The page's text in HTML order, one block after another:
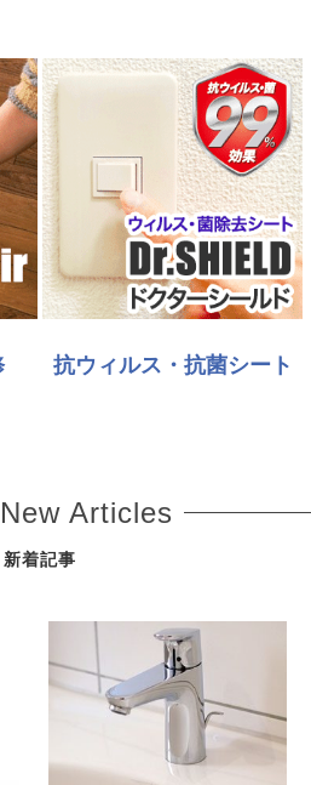
抗ウィルス・抗菌シート
Articles
新着記事